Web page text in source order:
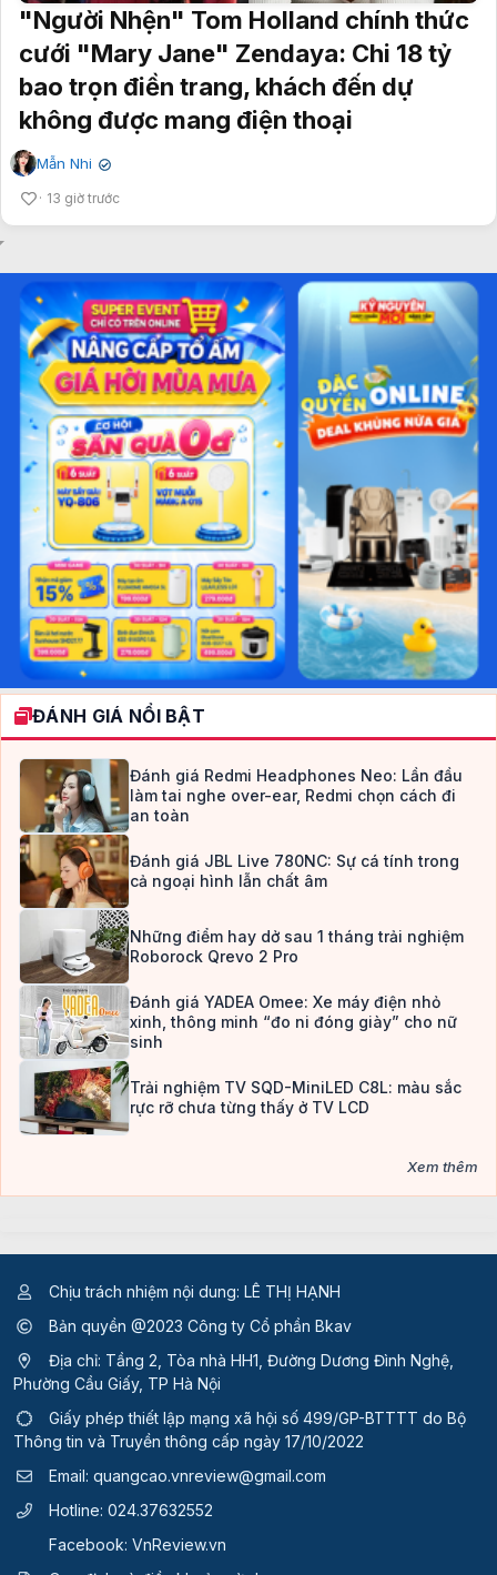
"Người Nhện" Tom Holland chính thức
cưới "Mary Jane" Zendaya: Chi 18 tỷ
bao trọn điền trang, khách đến dự
không được mang điện thoại
Mẫn Nhi ✔
13 giờ trước
ĐÁNH GIÁ NỔI BẬT
Đánh giá Redmi Headphones Neo: Lần đầu
làm tai nghe over-ear, Redmi chọn cách đi
an toàn
Đánh giá JBL Live 780NC: Sự cá tính trong
cả ngoại hình lẫn chất âm
Những điểm hay dở sau 1 tháng trải nghiệm
Roborock Qrevo 2 Pro
Đánh giá YADEA Omee: Xe máy điện nhỏ
xinh, thông minh “đo ni đóng giày” cho nữ
sinh
Trải nghiệm TV SQD-MiniLED C8L: màu sắc
rực rỡ chưa từng thấy ở TV LCD
Xem thêm
Chịu trách nhiệm nội dung: LÊ THỊ HẠNH
Bản quyền @2023 Công ty Cổ phần Bkav
Địa chỉ: Tầng 2, Tòa nhà HH1, Đường Dương Đình Nghệ,
Phường Cầu Giấy, TP Hà Nội
Giấy phép thiết lập mạng xã hội số 499/GP-BTTTT do Bộ
Thông tin và Truyền thông cấp ngày 17/10/2022
Email: quangcao.vnreview@gmail.com
Hotline: 024.37632552
Facebook: VnReview.vn